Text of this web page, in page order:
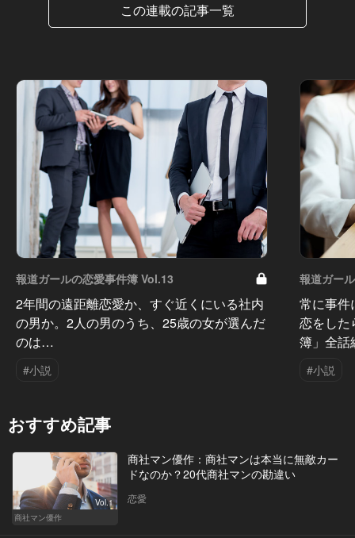
この連載の記事一覧
報道ガールの恋愛事件簿 Vol.13
2年間の遠距離恋愛か、すぐ近くにいる社内
の男か。2人の男のうち、25歳の女が選んだ
のは…
#小説
報道ガー
常に事件
恋をし
簿」全話
#小説
おすすめ記事
Vol.1
商社マン優作
商社マン優作：商社マンは本当に無敵カー
ドなのか？20代商社マンの勘違い
恋愛